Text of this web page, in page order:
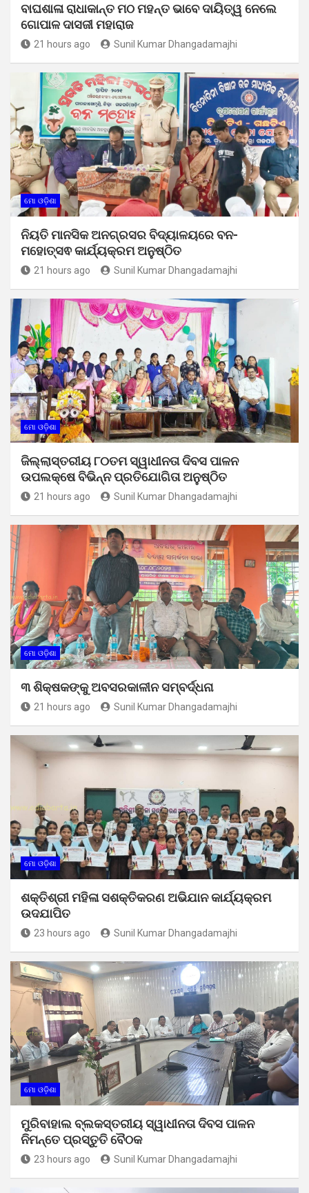
ବାଘଶାଳା ରାଧାକାନ୍ତ ମଠ ମହନ୍ତ ଭାବେ ଦାୟିତ୍ୱ ନେଲେ
ଗୋପାଳ ଦାସଜୀ ମହାରାଜ
21 hours ago Sunil Kumar Dhangadamajhi
ମୋ ଓଡ଼ିଶା
ନିୟତି ମାନସିକ ଅନଗ୍ରସର ବିଦ୍ୟାଳୟରେ ବନ-
ମହୋତ୍ସଵ କାର୍ଯ୍ୟକ୍ରମ ଅନୁଷ୍ଠିତ
21 hours ago Sunil Kumar Dhangadamajhi
ମୋ ଓଡ଼ିଶା
ଜିଲ୍ଲାସ୍ତରୀୟ ୮୦ତମ ସ୍ୱାଧୀନତା ଦିବସ ପାଳନ
ଉପଲକ୍ଷେ ବିଭିନ୍ନ ପ୍ରତିଯୋଗିତା ଅନୁଷ୍ଠିତ
21 hours ago Sunil Kumar Dhangadamajhi
ମୋ ଓଡ଼ିଶା
୩ ଶିକ୍ଷକଙ୍କୁ ଅବସରକାଳୀନ ସମ୍ବର୍ଦ୍ଧନା
21 hours ago Sunil Kumar Dhangadamajhi
ମୋ ଓଡ଼ିଶା
ଶକ୍ତିଶ୍ରୀ ମହିଳା ସଶକ୍ତିକରଣ ଅଭିଯାନ କାର୍ଯ୍ୟକ୍ରମ
ଉଦଯାପିତ
23 hours ago Sunil Kumar Dhangadamajhi
ମୋ ଓଡ଼ିଶା
ମୁରିବାହାଲ ବ୍ଲକସ୍ତରୀୟ ସ୍ୱାଧୀନତା ଦିବସ ପାଳନ
ନିମନ୍ତେ ପ୍ରସ୍ତୁତି ବୈଠକ
23 hours ago Sunil Kumar Dhangadamajhi